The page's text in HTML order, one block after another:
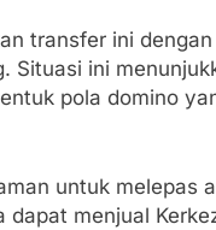
transfer ini
Situasi ini
pola domino
untuk melepas
menjual